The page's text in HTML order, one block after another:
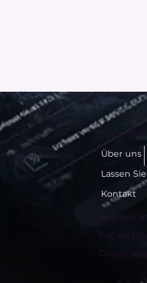
besseren Leben Über uns
Lassen
Kontakt
© iCare
Design von